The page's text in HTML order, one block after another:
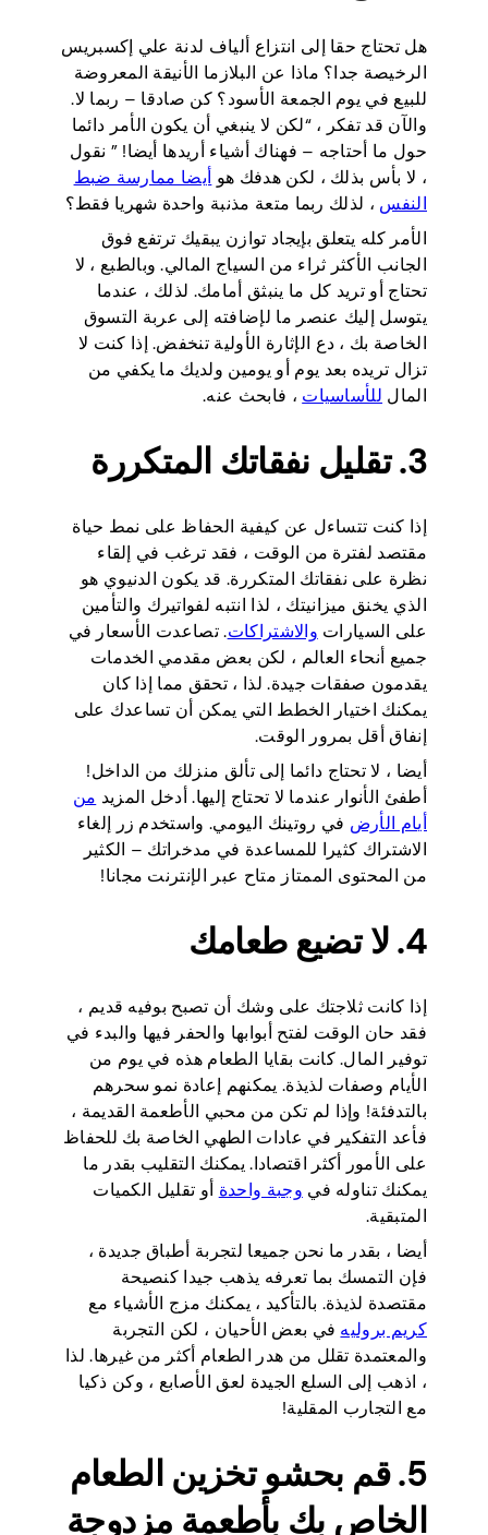
هل تحتاج حقا إلى انتزاع ألياف لدنة علي إكسبريس
الرخيصة جدا؟ ماذا عن البلازما الأنيقة المعروضة
للبيع في يوم الجمعة الأسود؟ كن صادقا – ربما لا.
والآن قد تفكر ، “لكن لا ينبغي أن يكون الأمر دائما
حول ما أحتاجه – فهناك أشياء أريدها أيضا! ” نقول
، لا بأس بذلك ، لكن هدفك هو أيضا ممارسة ضبط
النفس ، لذلك ربما متعة مذنبة واحدة شهريا فقط؟
الأمر كله يتعلق بإيجاد توازن يبقيك ترتفع فوق
الجانب الأكثر ثراء من السياج المالي. وبالطبع ، لا
تحتاج أو تريد كل ما ينبثق أمامك. لذلك ، عندما
يتوسل إليك عنصر ما لإضافته إلى عربة التسوق
الخاصة بك ، دع الإثارة الأولية تنخفض. إذا كنت لا
تزال تريده بعد يوم أو يومين ولديك ما يكفي من
المال للأساسيات ، فابحث عنه.
3. تقليل نفقاتك المتكررة
إذا كنت تتساءل عن كيفية الحفاظ على نمط حياة
مقتصد لفترة من الوقت ، فقد ترغب في إلقاء
نظرة على نفقاتك المتكررة. قد يكون الدنيوي هو
الذي يخنق ميزانيتك ، لذا انتبه لفواتيرك والتأمين
على السيارات والاشتراكات. تصاعدت الأسعار في
جميع أنحاء العالم ، لكن بعض مقدمي الخدمات
يقدمون صفقات جيدة. لذا ، تحقق مما إذا كان
يمكنك اختيار الخطط التي يمكن أن تساعدك على
إنفاق أقل بمرور الوقت.
أيضا ، لا تحتاج دائما إلى تألق منزلك من الداخل!
أطفئ الأنوار عندما لا تحتاج إليها. أدخل المزيد من
أيام الأرض في روتينك اليومي. واستخدم زر إلغاء
الاشتراك كثيرا للمساعدة في مدخراتك – الكثير
من المحتوى الممتاز متاح عبر الإنترنت مجانا!
4. لا تضيع طعامك
إذا كانت ثلاجتك على وشك أن تصبح بوفيه قديم ،
فقد حان الوقت لفتح أبوابها والحفر فيها والبدء في
توفير المال. كانت بقايا الطعام هذه في يوم من
الأيام وصفات لذيذة. يمكنهم إعادة نمو سحرهم
بالتدفئة! وإذا لم تكن من محبي الأطعمة القديمة ،
فأعد التفكير في عادات الطهي الخاصة بك للحفاظ
على الأمور أكثر اقتصادا. يمكنك التقليب بقدر ما
يمكنك تناوله في وجبة واحدة أو تقليل الكميات
المتبقية.
أيضا ، بقدر ما نحن جميعا لتجربة أطباق جديدة ،
فإن التمسك بما تعرفه يذهب جيدا كنصيحة
مقتصدة لذيذة. بالتأكيد ، يمكنك مزج الأشياء مع
كريم بروليه في بعض الأحيان ، لكن التجربة
والمعتمدة تقلل من هدر الطعام أكثر من غيرها. لذا
، اذهب إلى السلع الجيدة لعق الأصابع ، وكن ذكيا
مع التجارب المقلية!
5. قم بحشو تخزين الطعام
الخاص بك بأطعمة مزدوجة